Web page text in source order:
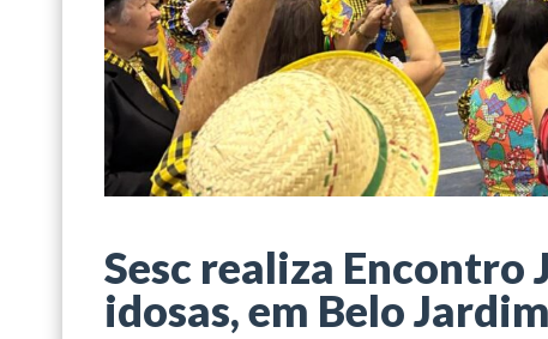
Sesc realiza Encontro
idosas, em Belo Jardim